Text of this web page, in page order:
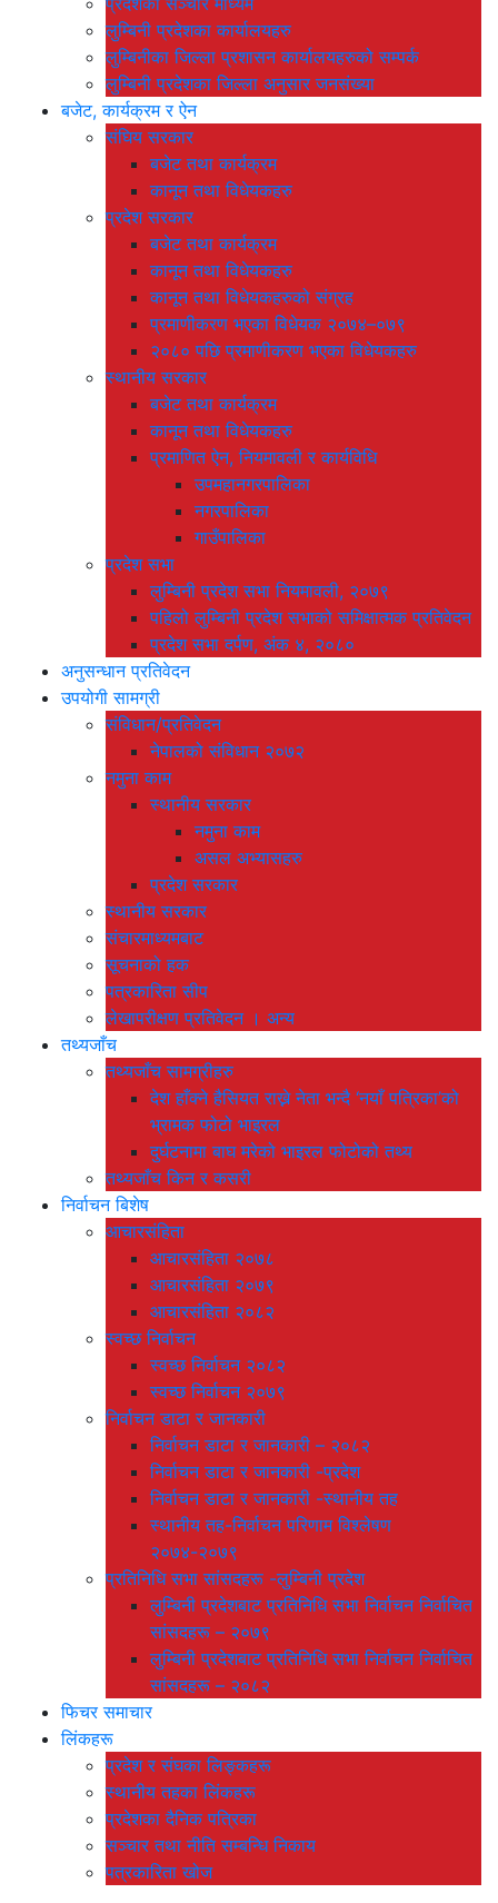
लुम्बिनी प्रदेशका कार्यालयहरु
लुम्बिनीका जिल्ला प्रशासन कार्यालयहरुको सम्पर्क
लुम्बिनी प्रदेशका जिल्ला अनुसार जनसंख्या
बजेट, कार्यक्रम र ऐन
संघिय सरकार
बजेट तथा कार्यक्रम
कानून तथा विधेयकहरु
प्रदेश सरकार
बजेट तथा कार्यक्रम
कानून तथा विधेयकहरु
कानून तथा विधेयकहरुको संग्रह
प्रमाणीकरण भएका विधेयक २०७४–०७९
२०८० पछि प्रमाणीकरण भएका विधेयकहरु
स्थानीय सरकार
बजेट तथा कार्यक्रम
कानून तथा विधेयकहरु
प्रमाणित ऐन, नियमावली र कार्यविधि
उपमहानगरपालिका
नगरपालिका
गाउँपालिका
प्रदेश सभा
लुम्बिनी प्रदेश सभा नियमावली, २०७९
पहिलो लुम्बिनी प्रदेश सभाको समिक्षात्मक प्रतिवेदन
प्रदेश सभा दर्पण, अंक ४, २०८०
अनुसन्धान प्रतिवेदन
उपयोगी सामग्री
संविधान/प्रतिवेदन
नेपालको संविधान २०७२
नमुना काम
स्थानीय सरकार
नमुना काम
असल अभ्यासहरु
प्रदेश सरकार
स्थानीय सरकार
संचारमाध्यमबाट
सूचनाको हक
पत्रकारिता सीप
लेखापरीक्षण प्रतिवेदन । अन्य
तथ्यजाँच
तथ्यजाँच सामग्रीहरु
देश हाँक्ने हैसियत राख्ने नेता भन्दै ‘नयाँ पत्रिका’को
भ्रामक फोटो भाइरल
दुर्घटनामा बाघ मरेको भाइरल फोटोको तथ्य
तथ्यजाँच किन र कसरी
निर्वाचन बिशेष
आचारसंहिता
आचारसंहिता २०७८
आचारसंहिता २०७९
आचारसंहिता २०८२
स्वच्छ निर्वाचन
स्वच्छ निर्वाचन २०८२
स्वच्छ निर्वाचन २०७९
निर्वाचन डाटा र जानकारी
निर्वाचन डाटा र जानकारी – २०८२
निर्वाचन डाटा र जानकारी -प्रदेश
निर्वाचन डाटा र जानकारी -स्थानीय तह
स्थानीय तह-निर्वाचन परिणाम विश्लेषण
२०७४-२०७९
प्रतिनिधि सभा सांसदहरू -लुम्बिनी प्रदेश
लुम्बिनी प्रदेशबाट प्रतिनिधि सभा निर्वाचन निर्वाचित
सांसदहरू – २०७९
लुम्बिनी प्रदेशबाट प्रतिनिधि सभा निर्वाचन निर्वाचित
सांसदहरू – २०८२
फिचर समाचार
लिंकहरू
प्रदेश र संघका लिङ्कहरू
स्थानीय तहका लिंकहरू
प्रदेशका दैनिक पत्रिका
सञ्चार तथा नीति सम्बन्धि निकाय
पत्रकारिता खोज